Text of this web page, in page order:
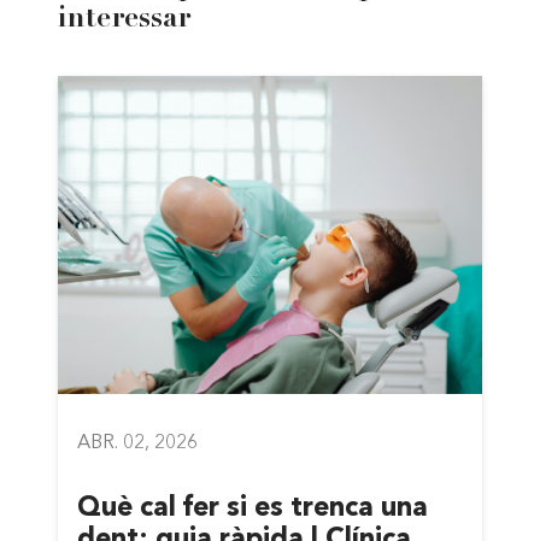
interessar
ABR. 02, 2026
Què cal fer si es trenca una